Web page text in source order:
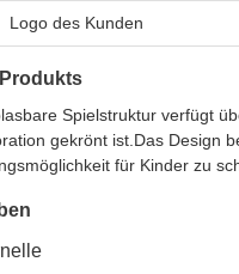
Logo des Kunden
Spielstruktur verfügt
gekrönt ist.Das Design
für Kinder zu